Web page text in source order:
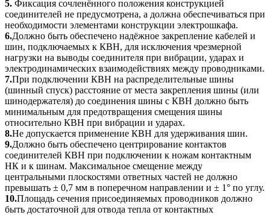
5. Фиксация сочленённого положения конструкцией
соединителей не предусмотрена, а должна обеспечиваться при
необходимости элементами конструкции электрошкафа.
6.Должно быть обеспечено надёжное закрепление кабелей и
шин, подключаемых к КВН, для исключения чрезмерной
нагрузки на выводы соединителя при вибрации, ударах и
электродинамических взаимодействиях между проводниками.
7.При подключении КВН на распределительные шины
(шинный спуск) расстояние от места закрепления шины (или
шинодержателя) до соединения шины с КВН должно быть
минимальным для предотвращения смещения шины
относительно КВН при вибрации и ударах.
8.Не допускается применение КВН для удерживания шин.
9.Должно быть обеспечено центрирование контактов
соединителей КВН при подключении к ножам контактным
НК и к шинам. Максимальное смещение между
центральными плоскостями ответных частей не должно
превышать ± 0,7 мм в поперечном направлении и ± 1° по углу.
10.Площадь сечения присоединяемых проводников должно
быть достаточной для отвода тепла от контактных